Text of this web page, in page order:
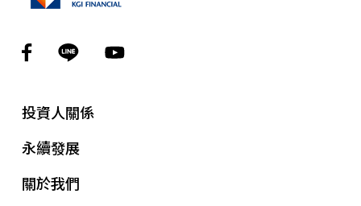
投資人關係
永續發展
關於我們